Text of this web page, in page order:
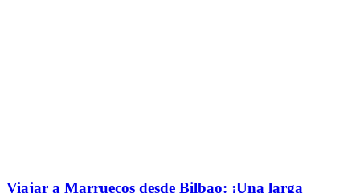
Viajar a Marruecos desde Bilbao: ¡Una larga